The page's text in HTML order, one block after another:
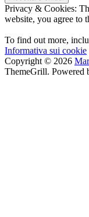
Privacy & Cookies:
website, you agree to
To find out more,
Informativa sui cookie
Copyright © 2026
ThemeGrill. Powered